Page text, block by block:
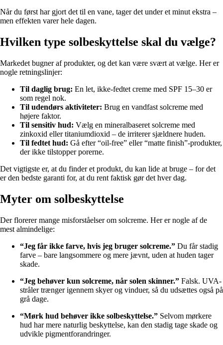
Når du først har gjort det til en vane, tager det under et minut ekstra –
men effekten varer hele dagen.
Hvilken type solbeskyttelse skal du vælge?
Markedet bugner af produkter, og det kan være svært at vælge. Her er
nogle retningslinjer:
Til daglig brug: En let, ikke-fedtet creme med SPF 15–30 er
som regel nok.
Til udendørs aktiviteter: Brug en vandfast solcreme med
højere faktor.
Til sensitiv hud: Vælg en mineralbaseret solcreme med
zinkoxid eller titaniumdioxid – de irriterer sjældnere huden.
Til fedtet hud: Gå efter “oil-free” eller “matte finish”-produkter,
der ikke tilstopper porerne.
Det vigtigste er, at du finder et produkt, du kan lide at bruge – for det
er den bedste garanti for, at du rent faktisk gør det hver dag.
Myter om solbeskyttelse
Der florerer mange misforståelser om solcreme. Her er nogle af de
mest almindelige:
“Jeg får ikke farve, hvis jeg bruger solcreme.” Du får stadig
farve – bare langsommere og mere jævnt, uden at huden tager
skade.
“Jeg behøver kun solcreme, når solen skinner.” Falsk. UVA-
stråler trænger igennem skyer og vinduer, så du udsættes også på
grå dage.
“Mørk hud behøver ikke solbeskyttelse.” Selvom mørkere
hud har mere naturlig beskyttelse, kan den stadig tage skade og
udvikle pigmentforandringer.